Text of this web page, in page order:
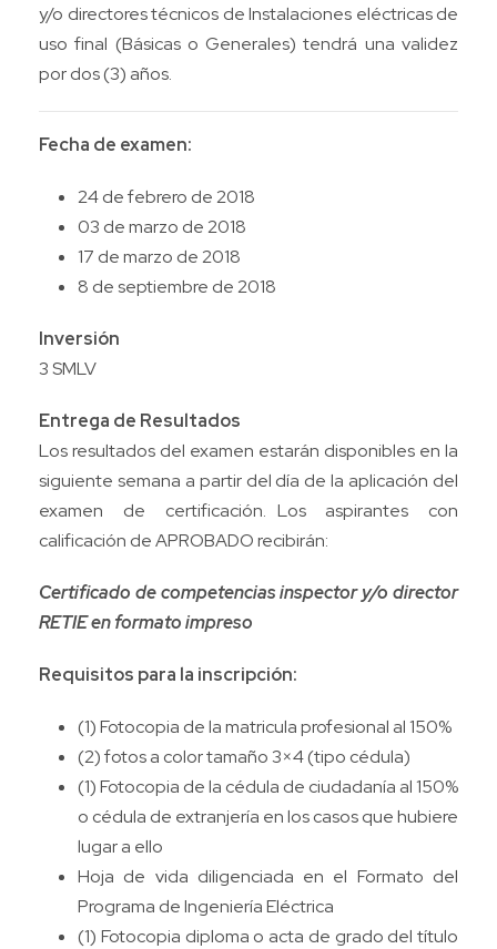
y/o directores técnicos de Instalaciones eléctricas de
uso final (Básicas o Generales) tendrá una validez
por dos (3) años.
Fecha de examen:
24 de febrero de 2018
03 de marzo de 2018
17 de marzo de 2018
8 de septiembre de 2018
Inversión
3 SMLV
Entrega de Resultados
Los resultados del examen estarán disponibles en la
siguiente semana a partir del día de la aplicación del
examen de certificación. Los aspirantes con
calificación de APROBADO recibirán:
Certificado de competencias inspector y/o director
RETIE en formato impreso
Requisitos para la inscripción:
(1) Fotocopia de la matricula profesional al 150%
(2) fotos a color tamaño 3×4 (tipo cédula)
(1) Fotocopia de la cédula de ciudadanía al 150%
o cédula de extranjería en los casos que hubiere
lugar a ello
Hoja de vida diligenciada en el Formato del
Programa de Ingeniería Eléctrica
(1) Fotocopia diploma o acta de grado del título